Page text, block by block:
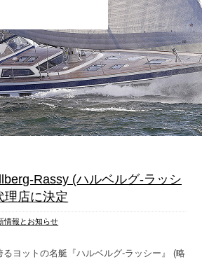
中古艇情報
マリン用品販売
会社概要
アクセス
Rassy (ハルベルグ-ラッシ
理店に決定
情報とお知らせ
るヨットの名艇『ハルベルグ-ラッシー』 (略